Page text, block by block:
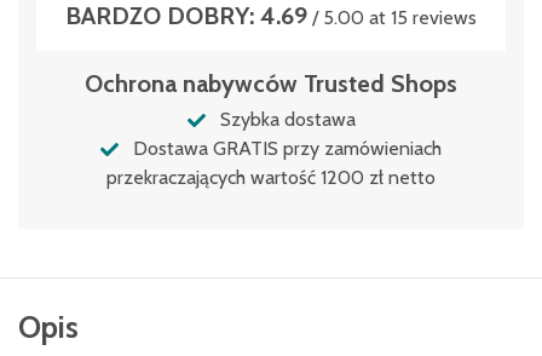
BARDZO DOBRY: 4.69 / 5.00 at 15 reviews
Ochrona nabywców Trusted Shops
Szybka dostawa
Dostawa GRATIS przy zamówieniach
przekraczających wartość 1200 zł netto
Opis